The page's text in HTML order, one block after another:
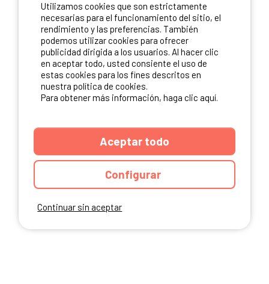
NUESTROS PARTNERS
Continuar sin aceptar
Utilizamos cookies que son estrictamente
necesarias para el funcionamiento del sitio, el
rendimiento y las preferencias. También
podemos utilizar cookies para ofrecer
publicidad dirigida a los usuarios. Al hacer clic
en aceptar todo, usted consiente el uso de
estas cookies para los fines descritos en
nuestra política de cookies.
Para obtener más información, haga clic aquí.
Aceptar todo
Configurar